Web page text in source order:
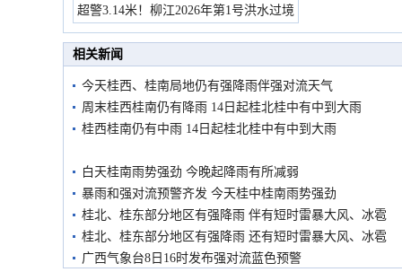
超警3.14米！柳江2026年第1号洪水过境
市民在堤岸见证汛况
相关新闻
今天桂西、桂南局地仍有强降雨伴强对流天气
周末桂西桂南仍有降雨 14日起桂北桂中有中到大雨
桂西桂南仍有中雨 14日起桂北桂中有中到大雨
白天桂南雨势强劲 今晚起降雨有所减弱
暴雨和强对流预警齐发 今天桂中桂南雨势强劲
桂北、桂东部分地区有强降雨 伴有短时雷暴大风、冰雹
桂北、桂东部分地区有强降雨 还有短时雷暴大风、冰雹
广西气象台8日16时发布强对流蓝色预警